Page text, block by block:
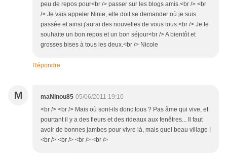
peu de repos pour<br /> passer sur les blogs amis.<br /> <br
/> Je vais appeler Ninie, elle doit se demander où je suis
passée et ainsi j'aurai des nouvelles de vous tous.<br /> Je te
souhaite un bon repos et un bon séjour<br /> A bientôt et
grosses bises à tous les deux.<br /> Nicole
Répondre
M maNinou85 05/06/2011 19:10
<br /> <br /> Mais où sont-ils donc tous ? Pas âme qui vive, et
pourtant il y a des fleurs et des rideaux aux fenêtres... Il faut
avoir de bonnes jambes pour vivre là, mais quel beau village !
<br /> <br /> <br /> <br />